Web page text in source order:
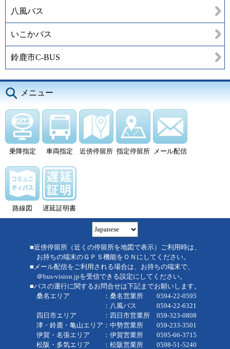
八風バス
いこかバス
鈴鹿市C-BUS
メニュー
乗降指定 車両指定 近傍停留所 指定停留所 メール配信
路線図 遅延証明書
■近傍停留所（近くの停留所を地図で表示）ご利用時は、
お持ちの端末のＧＰＳ機能をＯＮにしてください。
■メール配信をご利用される場合は、お持ちの端末で、
＠bus-vision.jpを受信できる設定にしてください。
■バスの運行に関するお問合せは下記までお願いします。
桑名エリア ：桑名営業所 0594-22-0595
：八風バス 0594-22-6321
四日市エリア ：四日市営業所 059-323-0808
津・鈴鹿・亀山エリア：中勢営業所 059-233-3501
伊賀・名張エリア ：伊賀営業所 0595-66-3715
松阪・多気エリア ：松阪営業所 0598-51-5240